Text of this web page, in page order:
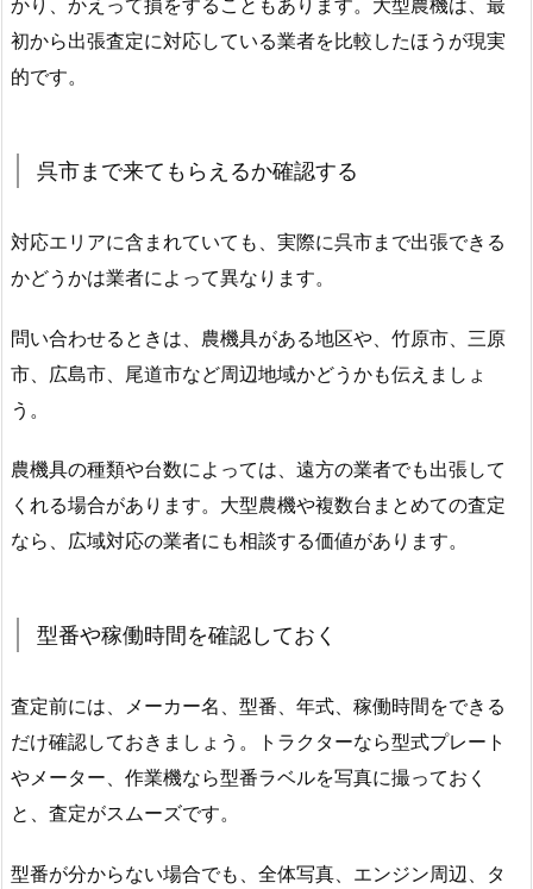
初から出張査定に対応している業者を比較したほうが現実
的です。
呉市まで来てもらえるか確認する
対応エリアに含まれていても、実際に呉市まで出張できる
かどうかは業者によって異なります。
問い合わせるときは、農機具がある地区や、竹原市、三原
市、広島市、尾道市など周辺地域かどうかも伝えましょ
う。
農機具の種類や台数によっては、遠方の業者でも出張して
くれる場合があります。大型農機や複数台まとめての査定
なら、広域対応の業者にも相談する価値があります。
型番や稼働時間を確認しておく
査定前には、メーカー名、型番、年式、稼働時間をできる
だけ確認しておきましょう。トラクターなら型式プレート
やメーター、作業機なら型番ラベルを写真に撮っておく
と、査定がスムーズです。
型番が分からない場合でも、全体写真、エンジン周辺、タ